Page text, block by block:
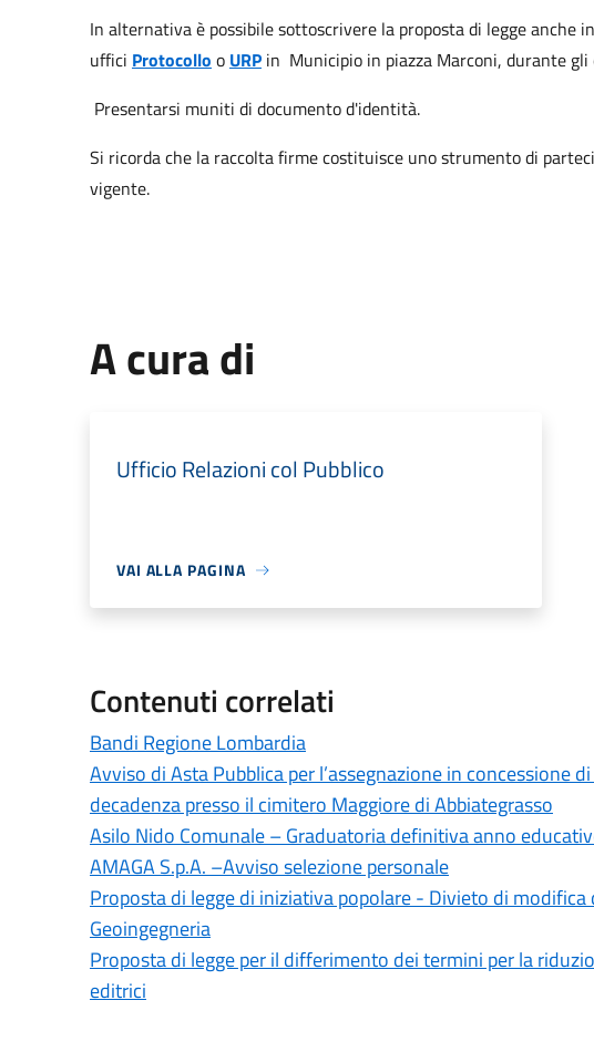
In alternativa è possibile sottoscrivere la proposta di legge anche
uffici Protocollo o URPin Municipio in piazza Marconi, durante gli
Presentarsi muniti di documento d'identità.
Si ricorda che la raccolta firme costituisce uno strumento di
vigente.
A cura di
Ufficio Relazioni col Pubblico
VAI ALLA PAGINA
Contenuti correlati
Bandi Regione Lombardia
Avviso di Asta Pubblica per l’assegnazione in concessione
decadenza presso il cimitero Maggiore di Abbiategrasso
Asilo Nido Comunale – Graduatoria definitiva anno
AMAGA S.p.A. –Avviso selezione personale
Proposta di legge di iniziativa popolare - Divieto di
Geoingegneria
Proposta di legge per il differimento dei termini per la
editrici